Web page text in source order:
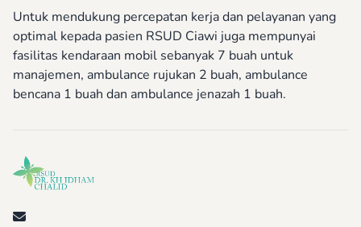
Untuk mendukung percepatan kerja dan pelayanan yang
optimal kepada pasien RSUD Ciawi juga mempunyai
fasilitas kendaraan mobil sebanyak 7 buah untuk
manajemen, ambulance rujukan 2 buah, ambulance
bencana 1 buah dan ambulance jenazah 1 buah.